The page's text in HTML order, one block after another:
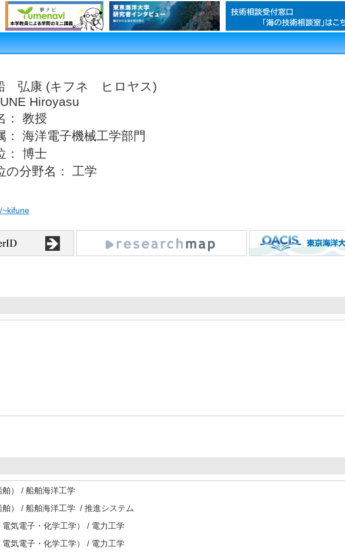
弘康 (キフネ ヒロヤス)
Hiroyasu
： 教授
： 海洋電子機械工学部門
： 博士
の分野名： 工学
~kifune
） / 船舶海洋工学
） / 船舶海洋工学 / 推進システム
気電子・化学工学） / 電力工学
気電子・化学工学） / 電力工学